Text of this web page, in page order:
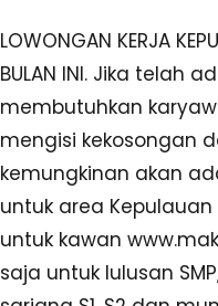
LOWONGAN KERJA
BULAN INI. Jika telah
membutuhkan
mengisi kekosongan
kemungkinan akan
untuk area
untuk kawan
saja untuk lulusan